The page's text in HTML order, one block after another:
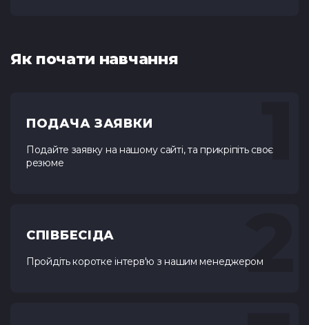
Як почати навчання
ПОДАЧА ЗАЯВКИ
Подайте заявку на нашому сайті, та прикріпіть своє
резюме
1
СПІВБЕСІДА
Пройдіть коротке інтерв'ю з нашим менеджером
2